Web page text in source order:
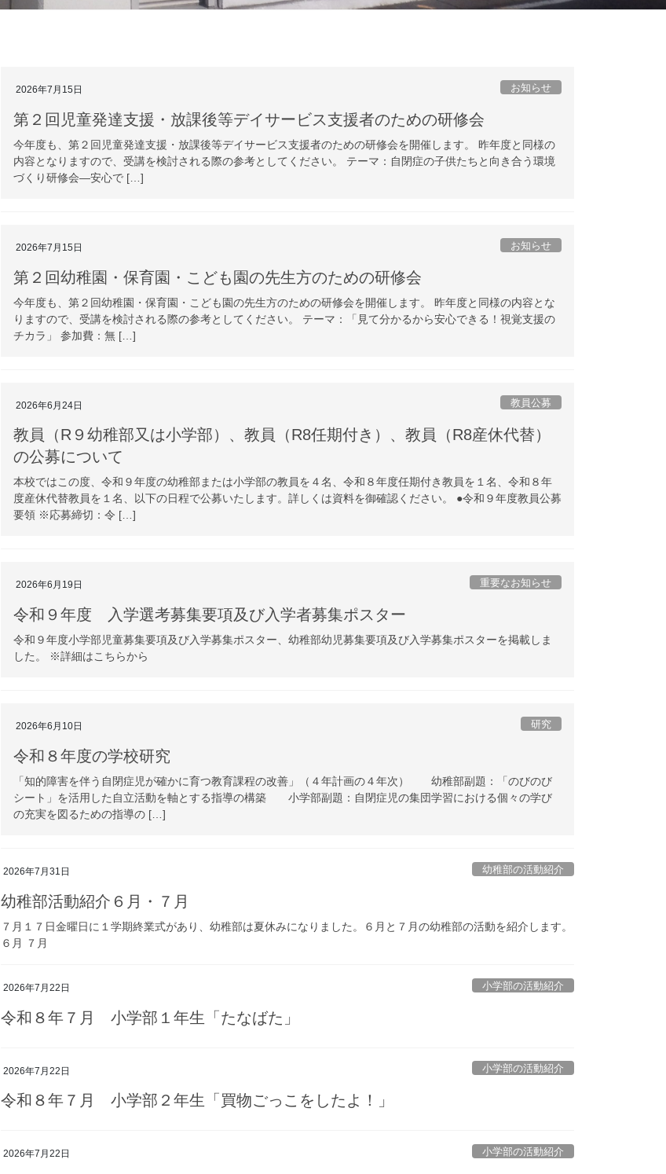
2026年7月15日 お知らせ
第２回児童発達支援・放課後等デイサービス支援者のための研修会
今年度も、第２回児童発達支援・放課後等デイサービス支援者のための研修会を開催します。 昨年度と同様の
内容となりますので、受講を検討される際の参考としてください。 テーマ：自閉症の子供たちと向き合う環境
づくり研修会―安心で […]
2026年7月15日 お知らせ
第２回幼稚園・保育園・こども園の先生方のための研修会
今年度も、第２回幼稚園・保育園・こども園の先生方のための研修会を開催します。 昨年度と同様の内容とな
りますので、受講を検討される際の参考としてください。 テーマ：「見て分かるから安心できる！視覚支援の
チカラ」 参加費：無 […]
2026年6月24日 教員公募
教員（R９幼稚部又は小学部）、教員（R8任期付き）、教員（R8産休代替）
の公募について
本校ではこの度、令和９年度の幼稚部または小学部の教員を４名、令和８年度任期付き教員を１名、令和８年
度産休代替教員を１名、以下の日程で公募いたします。詳しくは資料を御確認ください。 ●令和９年度教員公募
要領 ※応募締切：令 […]
2026年6月19日 重要なお知らせ
令和９年度 入学選考募集要項及び入学者募集ポスター
令和９年度小学部児童募集要項及び入学募集ポスター、幼稚部幼児募集要項及び入学募集ポスターを掲載しま
した。 ※詳細はこちらから
2026年6月10日 研究
令和８年度の学校研究
「知的障害を伴う自閉症児が確かに育つ教育課程の改善」（４年計画の４年次） 幼稚部副題：「のびのび
シート」を活用した自立活動を軸とする指導の構築 小学部副題：自閉症児の集団学習における個々の学び
の充実を図るための指導の […]
2026年7月31日 幼稚部の活動紹介
幼稚部活動紹介６月・７月
７月１７日金曜日に１学期終業式があり、幼稚部は夏休みになりました。６月と７月の幼稚部の活動を紹介します。
６月 ７月
2026年7月22日 小学部の活動紹介
令和８年７月 小学部１年生「たなばた」
2026年7月22日 小学部の活動紹介
令和８年７月 小学部２年生「買物ごっこをしたよ！」
2026年7月22日 小学部の活動紹介